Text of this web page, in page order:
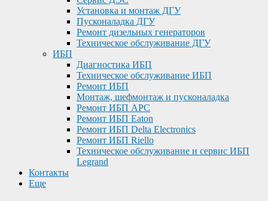
Установка и монтаж ДГУ
Пусконаладка ДГУ
Ремонт дизельных генераторов
Техническое обслуживание ДГУ
ИБП
Диагностика ИБП
Техническое обслуживание ИБП
Ремонт ИБП
Монтаж, шефмонтаж и пусконаладка
Ремонт ИБП APC
Ремонт ИБП Eaton
Ремонт ИБП Delta Electronics
Ремонт ИБП Riello
Техническое обслуживание и сервис ИБП
Legrand
Контакты
Еще